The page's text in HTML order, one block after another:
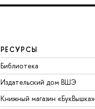
РЕСУРСЫ
Библиотека
Издательский дом ВШЭ
Книжный магазин «БукВышка»